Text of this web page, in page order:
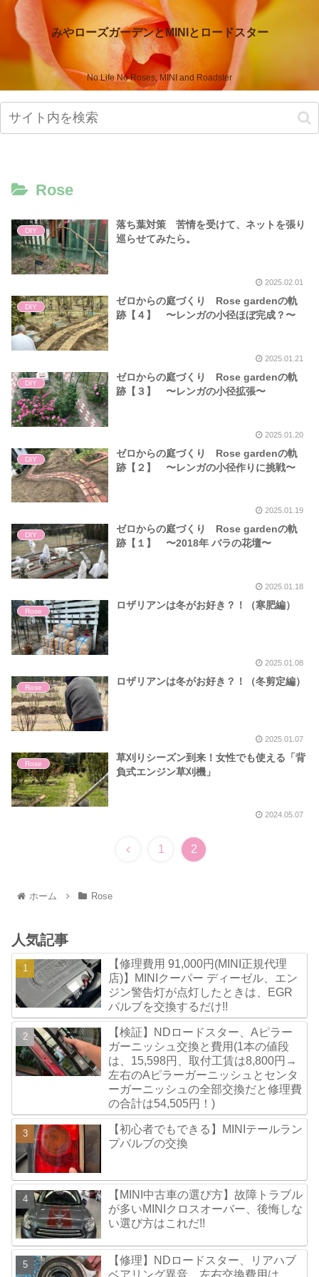
みやローズガーデンとMINIとロードスター
No Life No Roses, MINI and Roadster
Rose
DIY
落ち葉対策 苦情を受けて、ネットを張り
巡らせてみたら。
2025.02.01
DIY
ゼロからの庭づくり Rose gardenの軌
跡【４】 〜レンガの小径ほぼ完成？〜
2025.01.21
DIY
ゼロからの庭づくり Rose gardenの軌
跡【３】 〜レンガの小径拡張〜
2025.01.20
DIY
ゼロからの庭づくり Rose gardenの軌
跡【２】 〜レンガの小径作りに挑戦〜
2025.01.19
DIY
ゼロからの庭づくり Rose gardenの軌
跡【１】 〜2018年 バラの花壇〜
2025.01.18
Rose
ロザリアンは冬がお好き？！（寒肥編）
2025.01.08
Rose
ロザリアンは冬がお好き？！（冬剪定編）
2025.01.07
Rose
草刈りシーズン到来！女性でも使える「背
負式エンジン草刈機」
2024.05.07
1 2
ホーム Rose
人気記事
【修理費用 91,000円(MINI正規代理
店)】MINIクーパー ディーゼル、エン
ジン警告灯が点灯したときは、EGR
バルブを交換するだけ!!
【検証】NDロードスター、Aピラー
ガーニッシュ交換と費用(1本の値段
は、15,598円、取付工賃は8,800円→
左右のAピラーガーニッシュとセンタ
ーガーニッシュの全部交換だと修理費
の合計は54,505円！)
【初心者でもできる】MINIテールラン
プバルブの交換
【MINI中古車の選び方】故障トラブル
が多いMINIクロスオーバー、後悔しな
い選び方はこれだ!!
【修理】NDロードスター、リアハブ